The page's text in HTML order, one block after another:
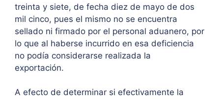
treinta y siete, de fecha diez de mayo de dos
mil cinco, pues el mismo no se encuentra
sellado ni firmado por el personal aduanero, por
lo que al haberse incurrido en esa deficiencia
no podía considerarse realizada la
exportación.
A efecto de determinar si efectivamente la